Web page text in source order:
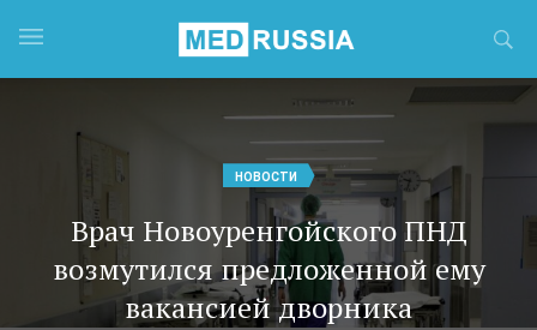
НОВОСТИ
Врач Новоуренгойского ПНД
возмутился предложенной ему
вакансией дворника